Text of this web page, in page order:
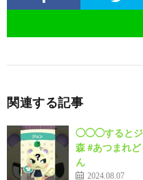
関連する記事
◯◯◯するとジ
森 #あつまれ
ん
2024.08.07